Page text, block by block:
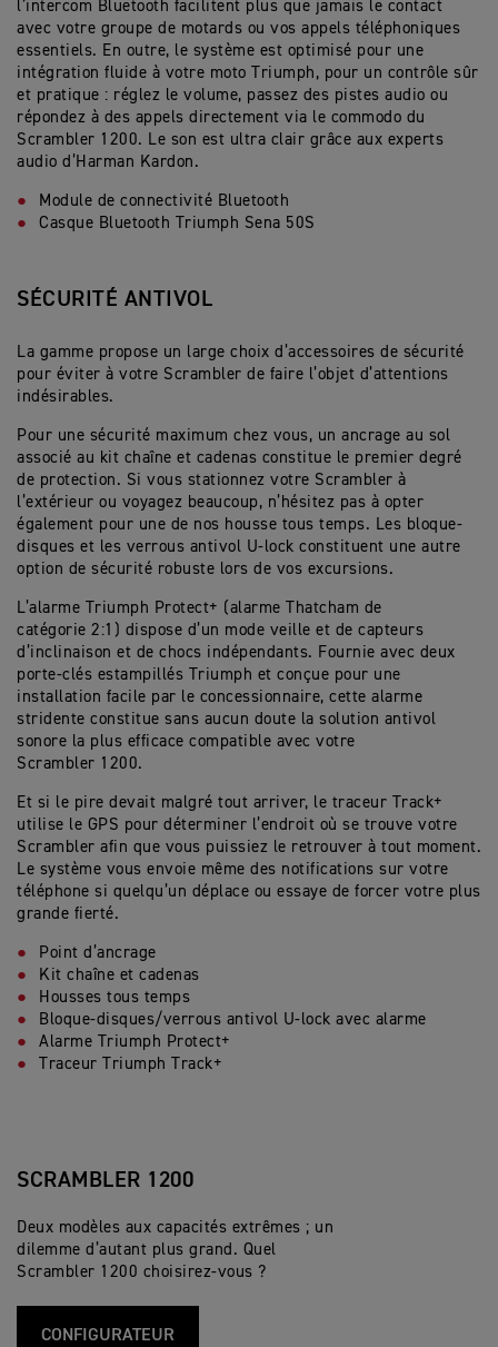
l’intercom Bluetooth facilitent plus que jamais le contact
avec votre groupe de motards ou vos appels téléphoniques
essentiels. En outre, le système est optimisé pour une
intégration fluide à votre moto Triumph, pour un contrôle sûr
et pratique : réglez le volume, passez des pistes audio ou
répondez à des appels directement via le commodo du
Scrambler 1200. Le son est ultra clair grâce aux experts
audio d’Harman Kardon.
Module de connectivité Bluetooth
Casque Bluetooth Triumph Sena 50S
SÉCURITÉ ANTIVOL
La gamme propose un large choix d’accessoires de sécurité
pour éviter à votre Scrambler de faire l’objet d’attentions
indésirables.
Pour une sécurité maximum chez vous, un ancrage au sol
associé au kit chaîne et cadenas constitue le premier degré
de protection. Si vous stationnez votre Scrambler à
l’extérieur ou voyagez beaucoup, n’hésitez pas à opter
également pour une de nos housse tous temps. Les bloque-
disques et les verrous antivol U-lock constituent une autre
option de sécurité robuste lors de vos excursions.
L’alarme Triumph Protect+ (alarme Thatcham de
catégorie 2:1) dispose d’un mode veille et de capteurs
d’inclinaison et de chocs indépendants. Fournie avec deux
porte-clés estampillés Triumph et conçue pour une
installation facile par le concessionnaire, cette alarme
stridente constitue sans aucun doute la solution antivol
sonore la plus efficace compatible avec votre
Scrambler 1200.
Et si le pire devait malgré tout arriver, le traceur Track+
utilise le GPS pour déterminer l’endroit où se trouve votre
Scrambler afin que vous puissiez le retrouver à tout moment.
Le système vous envoie même des notifications sur votre
téléphone si quelqu’un déplace ou essaye de forcer votre plus
grande fierté.
Point d’ancrage
Kit chaîne et cadenas
Housses tous temps
Bloque-disques/verrous antivol U-lock avec alarme
Alarme Triumph Protect+
Traceur Triumph Track+
SCRAMBLER 1200
Deux modèles aux capacités extrêmes ; un
dilemme d’autant plus grand. Quel
Scrambler 1200 choisirez-vous ?
CONFIGURATEUR